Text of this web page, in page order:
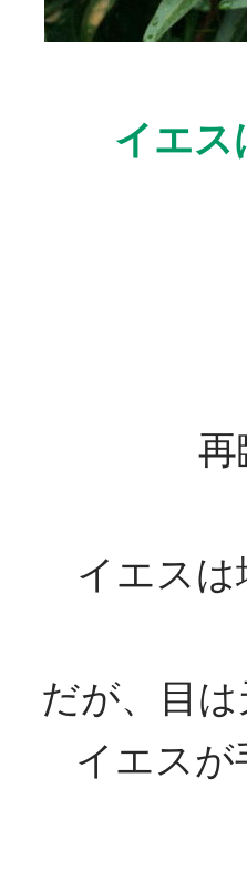
イエス
再
イエス
だが、目
イエス